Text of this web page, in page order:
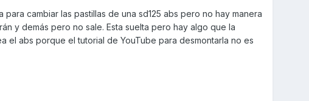
cambiar las pastillas de una sd125 abs pero no hay manera
y demás pero no sale. Esta suelta pero hay algo que la
el abs porque el tutorial de YouTube para desmontarla no es